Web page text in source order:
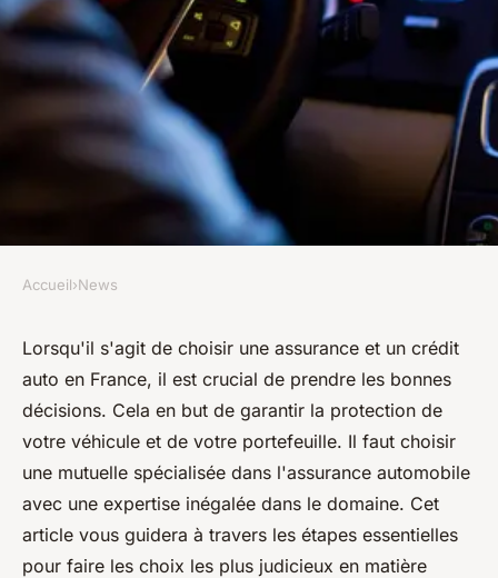
Guide pratique pour choisir
une assurance et un crédit
auto en France
diodore•27 novembre 2023•2 min de lecture
Accueil›News
Lorsqu'il s'agit de choisir une assurance et un crédit
auto en France, il est crucial de prendre les bonnes
décisions. Cela en but de garantir la protection de
votre véhicule et de votre portefeuille. Il faut choisir
une mutuelle spécialisée dans l'assurance automobile
avec une expertise inégalée dans le domaine. Cet
article vous guidera à travers les étapes essentielles
pour faire les choix les plus judicieux en matière